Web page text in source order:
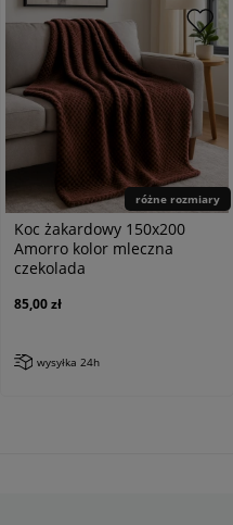
różne rozmiary
Koc żakardowy 150x200
Amorro kolor mleczna
czekolada
85,00 zł
wysyłka 24h